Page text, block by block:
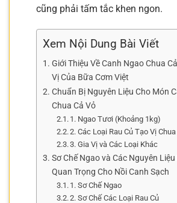
cũng phải tấm tắc khen ngon.
Xem Nội Dung Bài Viết
Giới Thiệu Về Canh Ngao Chua
Vị Của Bữa Cơm Việt
Chuẩn Bị Nguyên Liệu Cho Món
Chua Cả Vỏ
1. Ngao Tươi (Khoảng 1kg)
2. Các Loại Rau Củ Tạo Vị
3. Gia Vị và Các Loại Khác
Sơ Chế Ngao và Các Nguyên
Quan Trọng Cho Nồi Canh Sạch
1. Sơ Chế Ngao
2. Sơ Chế Các Loại Rau Củ